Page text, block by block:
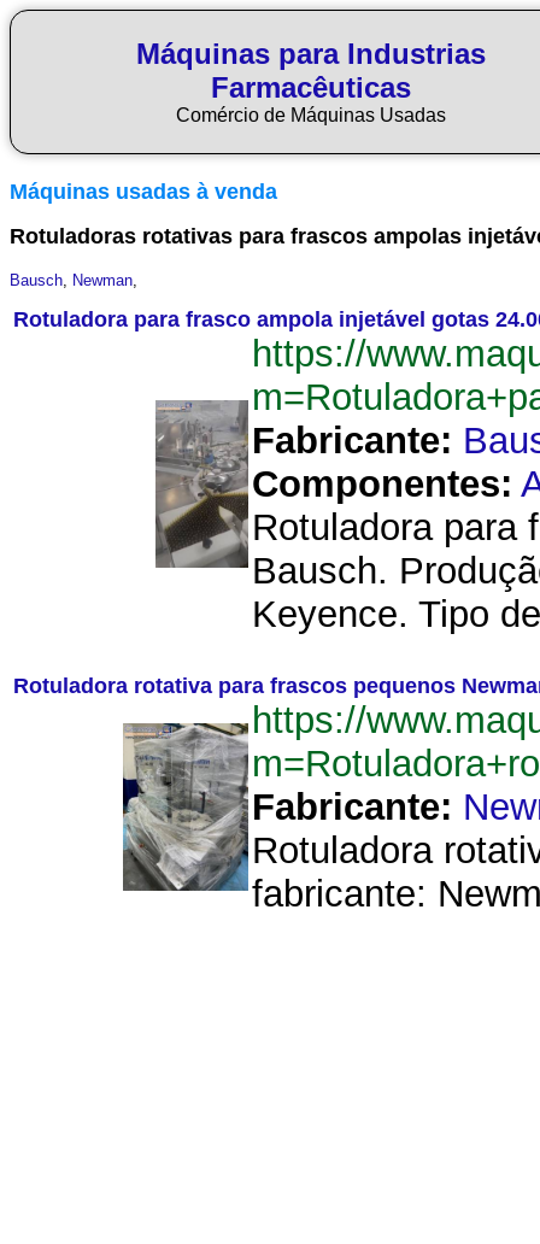
Máquinas para Industrias
Farmacêuticas
Comércio de Máquinas Usadas
Máquinas usadas à venda
Rotuladoras rotativas para frascos ampolas
Bausch, Newman,
Rotuladora para frasco ampola injetável gotas
https://
Fabricante:
Componentes:
Rotuladora para
Bausch.
Keyence. Tipo
Rotuladora rotativa para frascos pequenos
https://
Fabricante:
Rotuladora
fabricante: